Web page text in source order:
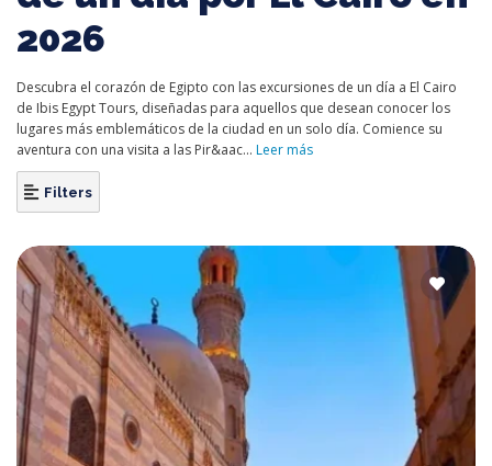
2026
Descubra el corazón de Egipto con las excursiones de un día a El Cairo
de Ibis Egypt Tours, diseñadas para aquellos que desean conocer los
lugares más emblemáticos de la ciudad en un solo día. Comience su
aventura con una visita a las Pir&aac... Leer más
Filters